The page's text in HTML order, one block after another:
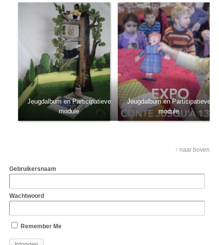
Jeugdalbum en Participatieve
module
Jeugdalbum en Participatieve
module
↑ naar boven
Gebruikersnaam
Wachtwoord
Remember Me